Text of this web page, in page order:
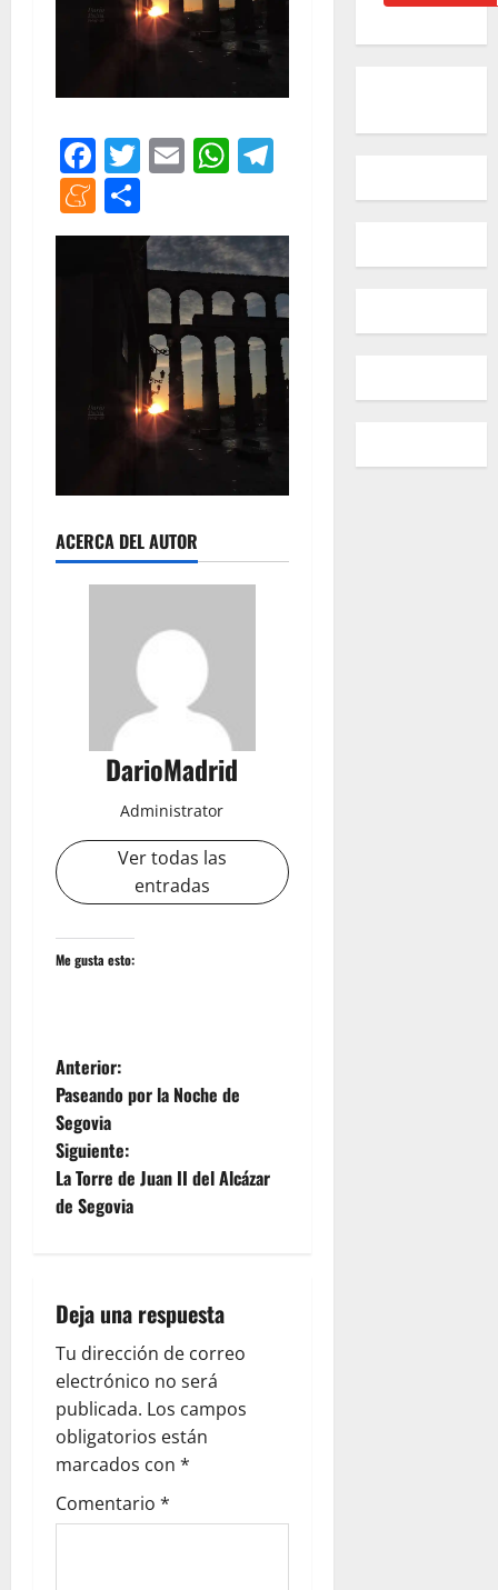
Facebook
Twitter
EmailWhatsApp
Meneame
ACERCA DEL AUTOR
DarioMadrid
Administrator
Ver todas las
entradas
Me gusta esto:
N
a
v
e
a
c
i
ó
n
d
Anterior:
Paseando por la Noche de
Segovia
Siguiente:
La Torre de Juan II del Alcázar
de Segovia
Deja una respuesta
Tu dirección de correo
electrónico no será
publicada. Los campos
obligatorios están
marcados con *
Comentario *